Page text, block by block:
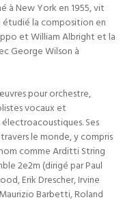
à New York en 1955, vit
étudié la composition en
et William Albright et la
George Wilson à
pour orchestre,
vocaux et
Ses
le monde, y compris
comme Arditti String
2e2m (dirigé par Paul
Erik Drescher, Irvine
Barbetti, Roland